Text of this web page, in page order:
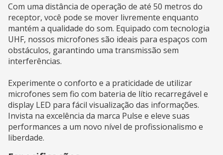
Com uma distância de operação de até 50 metros do
receptor, você pode se mover livremente enquanto
mantém a qualidade do som. Equipado com tecnologia
UHF, nossos microfones são ideais para espaços com
obstáculos, garantindo uma transmissão sem
interferências.
Experimente o conforto e a praticidade de utilizar
microfones sem fio com bateria de lítio recarregável e
display LED para fácil visualização das informações.
Invista na excelência da marca Pulse e eleve suas
performances a um novo nível de profissionalismo e
liberdade.